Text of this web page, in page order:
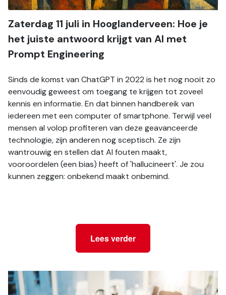
Zaterdag 11 juli in Hooglanderveen: Hoe je
het juiste antwoord krijgt van AI met
Prompt Engineering
Sinds de komst van ChatGPT in 2022 is het nog nooit zo
eenvoudig geweest om toegang te krijgen tot zoveel
kennis en informatie. En dat binnen handbereik van
iedereen met een computer of smartphone. Terwijl veel
mensen al volop profiteren van deze geavanceerde
technologie, zijn anderen nog sceptisch. Ze zijn
wantrouwig en stellen dat AI fouten maakt,
vooroordelen (een bias) heeft of 'hallucineert'. Je zou
kunnen zeggen: onbekend maakt onbemind.
Lees verder